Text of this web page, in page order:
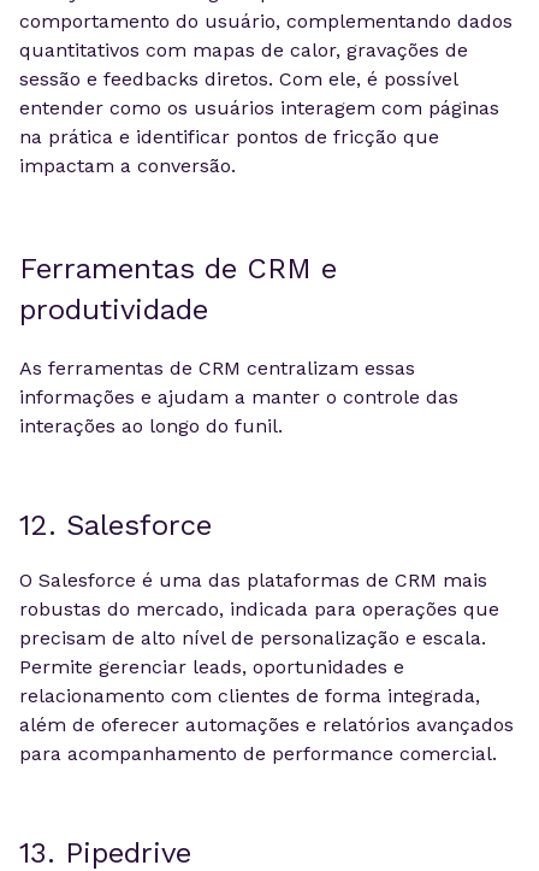
comportamento do usuário, complementando dados
quantitativos com mapas de calor, gravações de
sessão e feedbacks diretos. Com ele, é possível
entender como os usuários interagem com páginas
na prática e identificar pontos de fricção que
impactam a conversão.
Ferramentas de CRM e
produtividade
As ferramentas de CRM centralizam essas
informações e ajudam a manter o controle das
interações ao longo do funil.
12. Salesforce
O Salesforce é uma das plataformas de CRM mais
robustas do mercado, indicada para operações que
precisam de alto nível de personalização e escala.
Permite gerenciar leads, oportunidades e
relacionamento com clientes de forma integrada,
além de oferecer automações e relatórios avançados
para acompanhamento de performance comercial.
13. Pipedrive